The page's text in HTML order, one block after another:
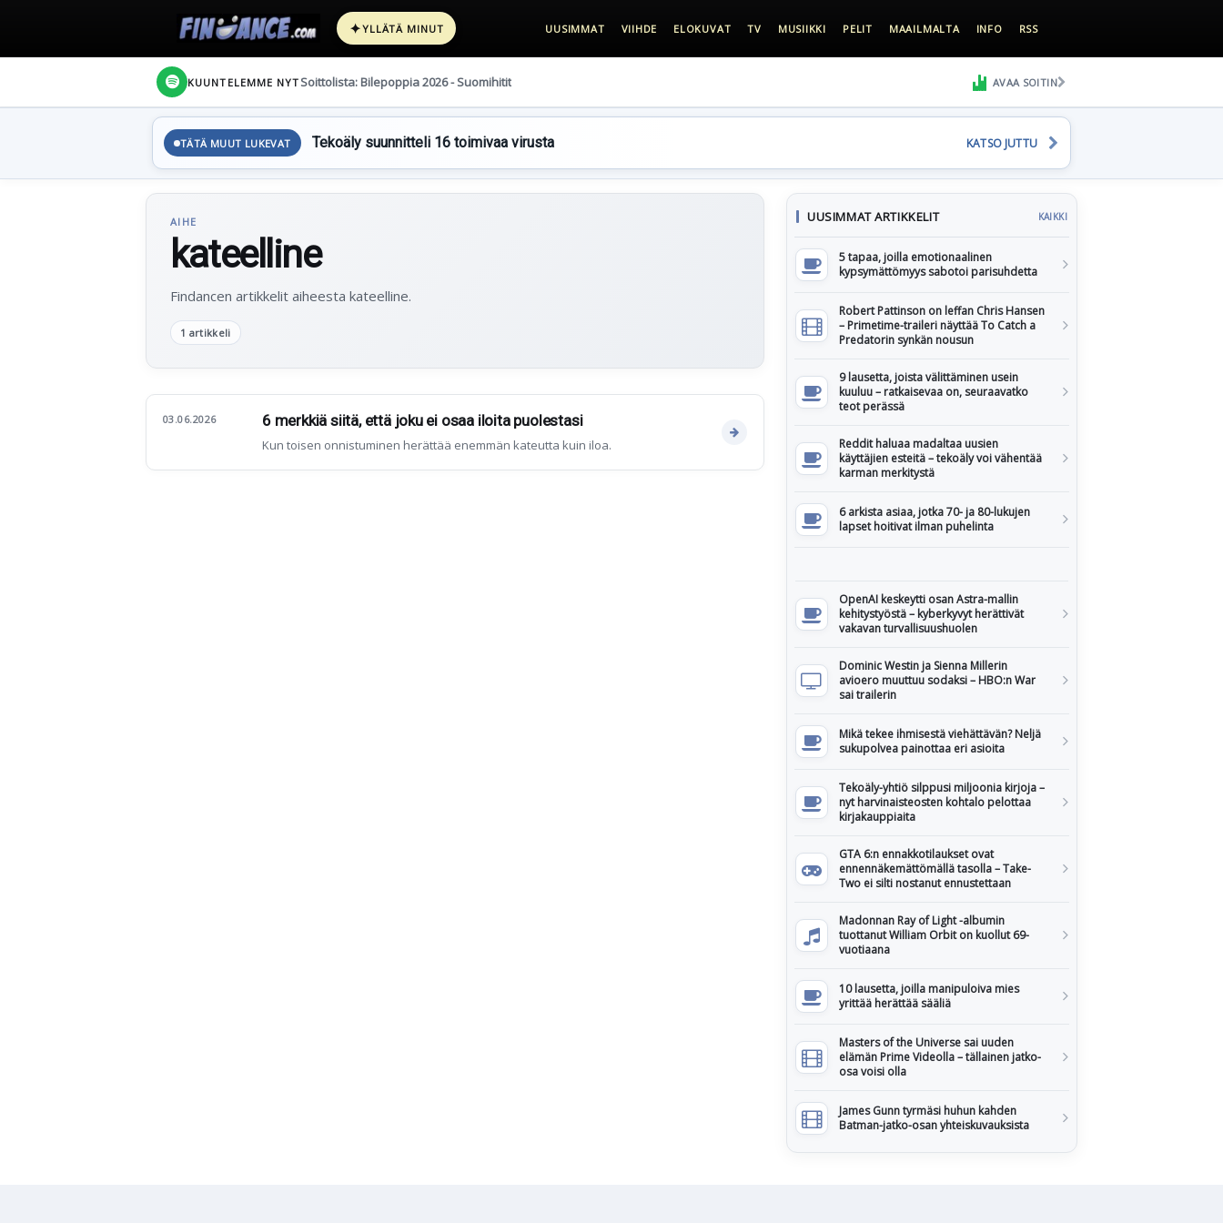
✦YLLÄTÄ MINUT UUSIMMAT VIIHDE ELOKUVAT TV MUSIIKKI PELIT MAAILMALTA INFO RSS
KUUNTELEMME NYT Soittolista: Bilepoppia 2026 - Suomihitit AVAA SOITIN
TÄTÄ MUUT LUKEVAT Tekoäly suunnitteli 16 toimivaa virusta KATSO JUTTU
AIHE
kateelline
Findancen artikkelit aiheesta kateelline.
1 artikkeli
03.06.2026 6 merkkiä siitä, että joku ei osaa iloita puolestasi
Kun toisen onnistuminen herättää enemmän kateutta kuin iloa.
UUSIMMAT ARTIKKELIT KAIKKI
5 tapaa, joilla emotionaalinen
kypsymättömyys sabotoi parisuhdetta
Robert Pattinson on leffan Chris Hansen
– Primetime-traileri näyttää To Catch a
Predatorin synkän nousun
9 lausetta, joista välittäminen usein
kuuluu – ratkaisevaa on, seuraavatko
teot perässä
Reddit haluaa madaltaa uusien
käyttäjien esteitä – tekoäly voi vähentää
karman merkitystä
6 arkista asiaa, jotka 70- ja 80-lukujen
lapset hoitivat ilman puhelinta
OpenAI keskeytti osan Astra-mallin
kehitystyöstä – kyberkyvyt herättivät
vakavan turvallisuushuolen
Dominic Westin ja Sienna Millerin
avioero muuttuu sodaksi – HBO:n War
sai trailerin
Mikä tekee ihmisestä viehättävän? Neljä
sukupolvea painottaa eri asioita
Tekoäly-yhtiö silppusi miljoonia kirjoja –
nyt harvinaisteosten kohtalo pelottaa
kirjakauppiaita
GTA 6:n ennakkotilaukset ovat
ennennäkemättömällä tasolla – Take-
Two ei silti nostanut ennustettaan
Madonnan Ray of Light -albumin
tuottanut William Orbit on kuollut 69-
vuotiaana
10 lausetta, joilla manipuloiva mies
yrittää herättää sääliä
Masters of the Universe sai uuden
elämän Prime Videolla – tällainen jatko-
osa voisi olla
James Gunn tyrmäsi huhun kahden
Batman-jatko-osan yhteiskuvauksista